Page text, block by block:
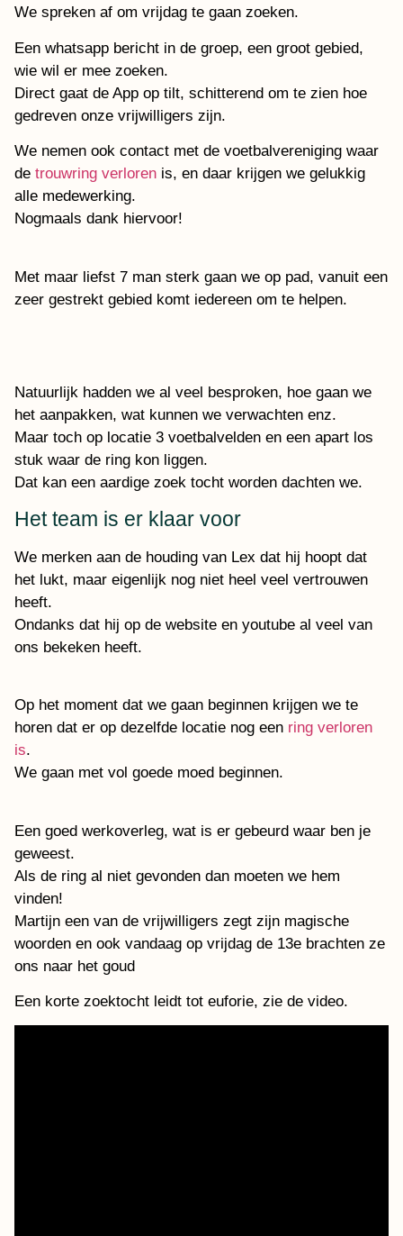
We spreken af om vrijdag te gaan zoeken.
Een whatsapp bericht in de groep, een groot gebied,
wie wil er mee zoeken.
Direct gaat de App op tilt, schitterend om te zien hoe
gedreven onze vrijwilligers zijn.
We nemen ook contact met de voetbalvereniging waar
de trouwring verloren is, en daar krijgen we gelukkig
alle medewerking.
Nogmaals dank hiervoor!
Met maar liefst 7 man sterk gaan we op pad, vanuit een
zeer gestrekt gebied komt iedereen om te helpen.
Natuurlijk hadden we al veel besproken, hoe gaan we
het aanpakken, wat kunnen we verwachten enz.
Maar toch op locatie 3 voetbalvelden en een apart los
stuk waar de ring kon liggen.
Dat kan een aardige zoek tocht worden dachten we.
Het team is er klaar voor
We merken aan de houding van Lex dat hij hoopt dat
het lukt, maar eigenlijk nog niet heel veel vertrouwen
heeft.
Ondanks dat hij op de website en youtube al veel van
ons bekeken heeft.
Op het moment dat we gaan beginnen krijgen we te
horen dat er op dezelfde locatie nog een ring verloren
is.
We gaan met vol goede moed beginnen.
Een goed werkoverleg, wat is er gebeurd waar ben je
geweest.
Als de ring al niet gevonden dan moeten we hem
vinden!
Martijn een van de vrijwilligers zegt zijn magische
woorden en ook vandaag op vrijdag de 13e brachten ze
ons naar het goud
Een korte zoektocht leidt tot euforie, zie de video.